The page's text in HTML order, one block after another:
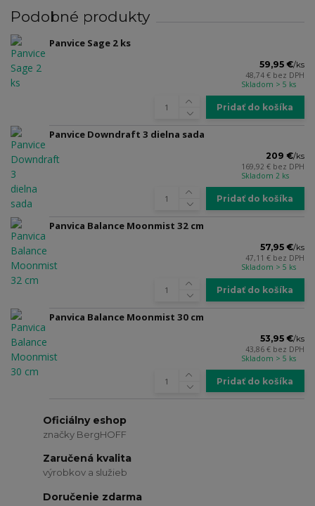
Podobné produkty
Panvice Sage 2 ks
59,95 €/ks
48,74 € bez DPH
Skladom > 5 ks
Pridať do košíka
Panvice Downdraft 3 dielna sada
209 €/ks
169,92 € bez DPH
Skladom 2 ks
Pridať do košíka
Panvica Balance Moonmist 32 cm
57,95 €/ks
47,11 € bez DPH
Skladom > 5 ks
Pridať do košíka
Panvica Balance Moonmist 30 cm
53,95 €/ks
43,86 € bez DPH
Skladom > 5 ks
Pridať do košíka
Oficiálny eshop
značky BergHOFF
Zaručená kvalita
výrobkov a služieb
Doručenie zdarma